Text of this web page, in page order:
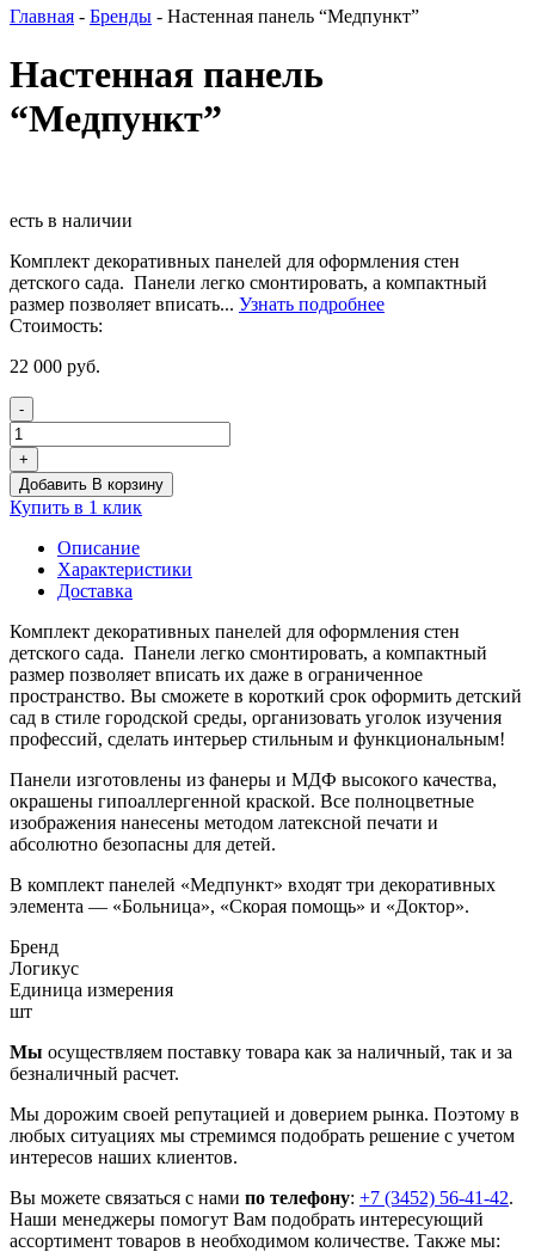
Главная - Бренды - Настенная панель “Медпункт”
Настенная панель
“Медпункт”
есть в наличии
Комплект декоративных панелей для оформления стен
детского сада. Панели легко смонтировать, а компактный
размер позволяет вписать... Узнать подробнее
Стоимость:
22 000 руб.
-
Количество
товара
Настенная
панель
"Медпункт"
+
Добавить В корзину
Купить в 1 клик
Описание
Характеристики
Доставка
Комплект декоративных панелей для оформления стен
детского сада. Панели легко смонтировать, а компактный
размер позволяет вписать их даже в ограниченное
пространство. Вы сможете в короткий срок оформить детский
сад в стиле городской среды, организовать уголок изучения
профессий, сделать интерьер стильным и функциональным!
Панели изготовлены из фанеры и МДФ высокого качества,
окрашены гипоаллергенной краской. Все полноцветные
изображения нанесены методом латексной печати и
абсолютно безопасны для детей.
В комплект панелей «Медпункт» входят три декоративных
элемента — «Больница», «Скорая помощь» и «Доктор».
Бренд
Логикус
Единица измерения
шт
Мы осуществляем поставку товара как за наличный, так и за
безналичный расчет.
Мы дорожим своей репутацией и доверием рынка. Поэтому в
любых ситуациях мы стремимся подобрать решение с учетом
интересов наших клиентов.
Вы можете связаться с нами по телефону: +7 (3452) 56-41-42.
Наши менеджеры помогут Вам подобрать интересующий
ассортимент товаров в необходимом количестве. Также мы: